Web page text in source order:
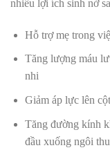
nhiều lợi ích sinh nở
Hỗ trợ mẹ trong
Tăng lượng máu
nhi
Giảm áp lực lên
Tăng đường kính
đầu xuống ngôi